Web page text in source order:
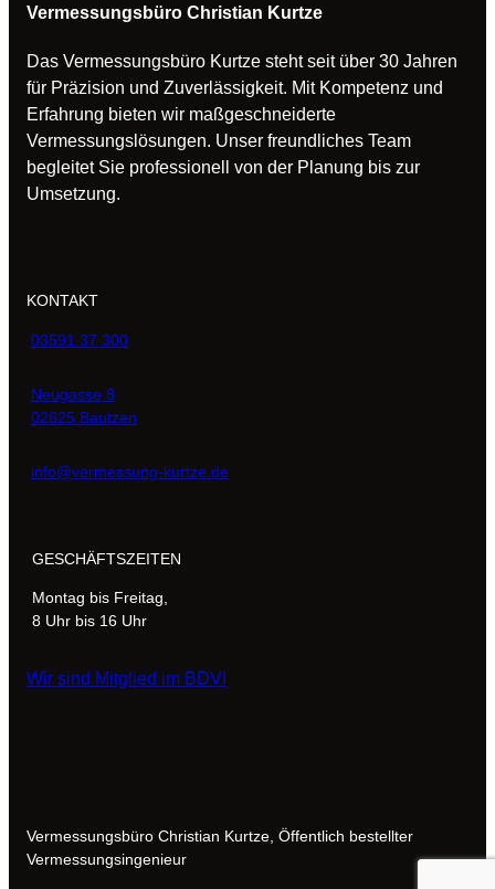
Vermessungsbüro Christian Kurtze
Das Vermessungsbüro Kurtze steht seit über 30 Jahren
für Präzision und Zuverlässigkeit. Mit Kompetenz und
Erfahrung bieten wir maßgeschneiderte
Vermessungslösungen. Unser freundliches Team
begleitet Sie professionell von der Planung bis zur
Umsetzung.
KONTAKT
03591 37 300
Neugasse 8
02625 Bautzen
info@vermessung-kurtze.de
GESCHÄFTSZEITEN
Montag bis Freitag,
8 Uhr bis 16 Uhr
Wir sind Mitglied im BDVI
Vermessungsbüro Christian Kurtze, Öffentlich bestellter
Vermessungsingenieur